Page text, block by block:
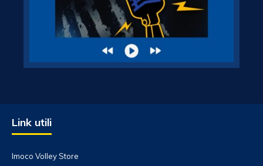
Link utili
Imoco Volley Store